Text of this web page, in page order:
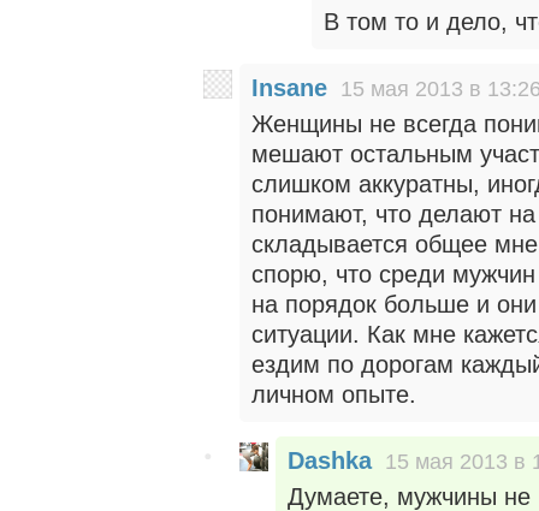
В том то и дело,
Insane 15 мая 2013 в
Женщины не всегда
мешают остальным
слишком аккуратны,
понимают, что делают
складывается общее
спорю, что среди
на порядок больше и
ситуации. Как мне
ездим по дорогам
личном опыте.
Dashka 15 мая 2013 в
Думаете, мужчины не